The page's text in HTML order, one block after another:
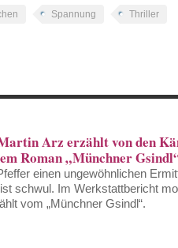
Spannung Thriller
Arz erzählt von den
Roman „Münchner
einen ungewöhnlichen
schwul. Im Werkstattbericht
vom „Münchner Gsindl“.